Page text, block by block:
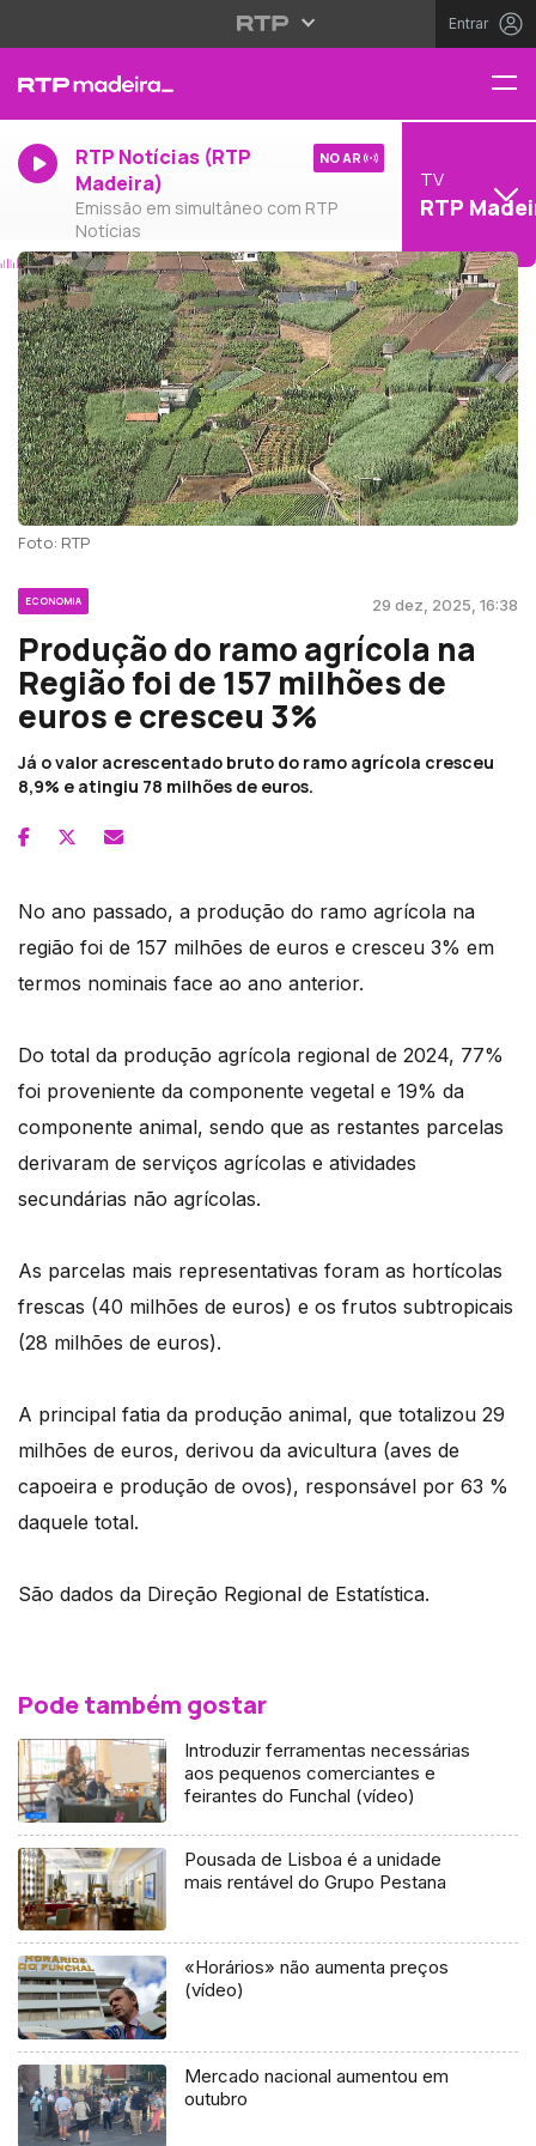
Entrar
RTP Notícias (RTP
Madeira)
Emissão em simultâneo com RTP
Notícias
NO AR
TV
RTP
Foto: RTP
ECONOMIA 29 dez, 2025, 16:38
Produção do ramo agrícola na
Região foi de 157 milhões de
euros e cresceu 3%
Já o valor acrescentado bruto do ramo agrícola cresceu
8,9% e atingiu 78 milhões de euros.
No ano passado, a produção do ramo agrícola na
região foi de 157 milhões de euros e cresceu 3% em
termos nominais face ao ano anterior.
Do total da produção agrícola regional de 2024, 77%
foi proveniente da componente vegetal e 19% da
componente animal, sendo que as restantes parcelas
derivaram de serviços agrícolas e atividades
secundárias não agrícolas.
As parcelas mais representativas foram as hortícolas
frescas (40 milhões de euros) e os frutos subtropicais
(28 milhões de euros).
A principal fatia da produção animal, que totalizou 29
milhões de euros, derivou da avicultura (aves de
capoeira e produção de ovos), responsável por 63 %
daquele total.
São dados da Direção Regional de Estatística.
Pode também gostar
Introduzir ferramentas necessárias
aos pequenos comerciantes e
feirantes do Funchal (vídeo)
Pousada de Lisboa é a unidade
mais rentável do Grupo Pestana
«Horários» não aumenta preços
(vídeo)
Mercado nacional aumentou em
outubro